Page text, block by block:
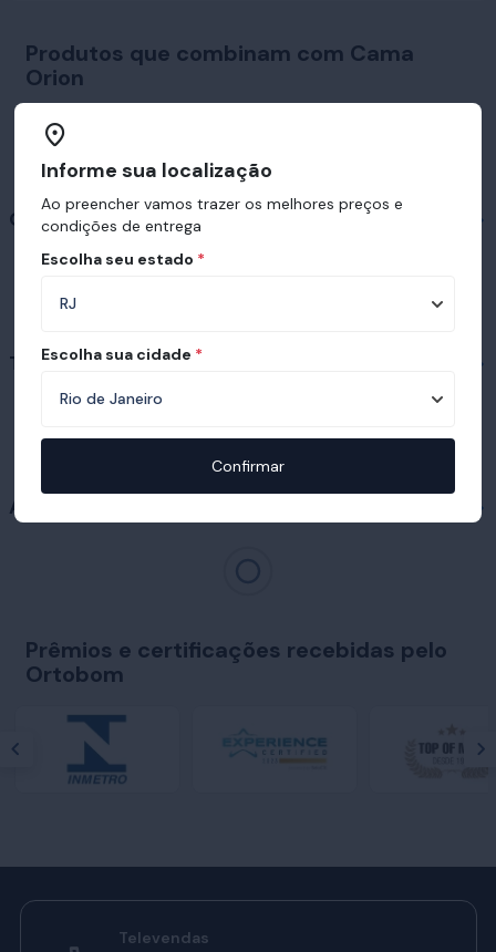
Produtos que combinam com Cama
Orion
Colchões em destaque
Travesseiros em destaque
Acessórios
Prêmios e certificações recebidas pelo
Ortobom
Televendas
Informe sua localização
Ao preencher vamos trazer os melhores preços e
condições de entrega
Escolha seu estado *
Escolha sua cidade *
Confirmar